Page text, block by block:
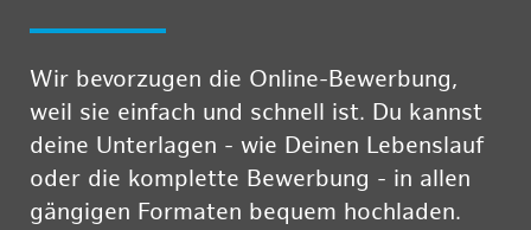
Wir bevorzugen die Online-Bewerbung,
weil sie einfach und schnell ist. Du kannst
deine Unterlagen - wie Deinen Lebenslauf
oder die komplette Bewerbung - in allen
gängigen Formaten bequem hochladen.